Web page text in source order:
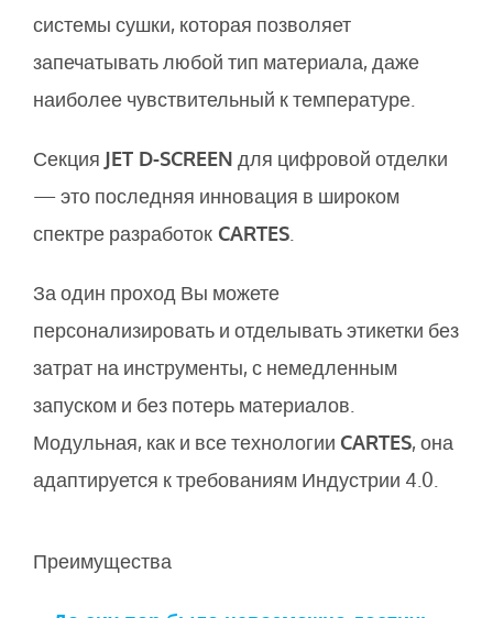
системы сушки, которая позволяет
запечатывать любой тип материала, даже
наиболее чувствительный к температуре.
Секция JET D-SCREEN для цифровой отделки
— это последняя инновация в широком
спектре разработок CARTES
За один проход Вы можете
персонализировать и отделывать этикетки без
затрат на инструменты, с немедленным
запуском и без потерь материалов.
Модульная, как и все технологии CARTES, она
адаптируется к требованиям Индустрии 4.0.
Преимущества